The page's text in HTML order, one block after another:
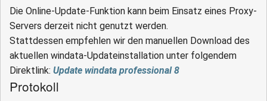
Die Online-Update-Funktion kann beim Einsatz eines Proxy-
Servers derzeit nicht genutzt werden.
Stattdessen empfehlen wir den manuellen Download des
aktuellen windata-Updateinstallation unter folgendem
Direktlink: Update windata professional 8
Protokoll